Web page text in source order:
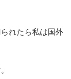
れたら私は国外